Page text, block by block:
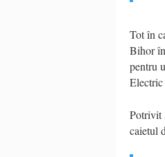
Tot în
Bihor
pentru
Potrivit
caietul